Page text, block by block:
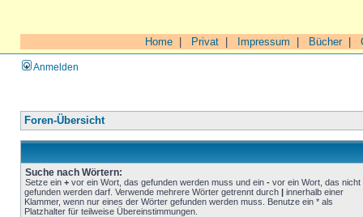
Home Privat Impressum Bücher|
Anmelden
Foren-Übersicht
Suche nach Wörtern:
Setze ein + vor ein Wort, das gefunden werden muss und ein - vor ein Wort, das nicht
gefunden werden darf. Verwende mehrere Wörter getrennt durch | innerhalb einer
Klammer, wenn nur eines der Wörter gefunden werden muss. Benutze ein * als
Platzhalter für teilweise Übereinstimmungen.